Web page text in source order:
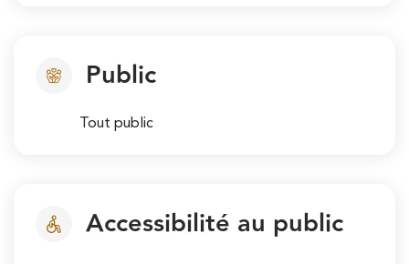
Public
Tout public
Accessibilité au public